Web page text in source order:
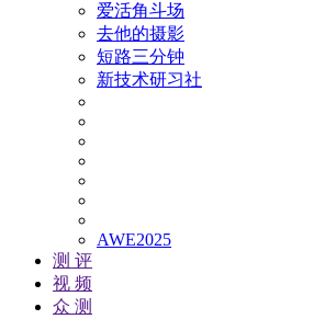
爱活角斗场
去他的摄影
短路三分钟
新技术研习社
AWE2025
测 评
视 频
众 测